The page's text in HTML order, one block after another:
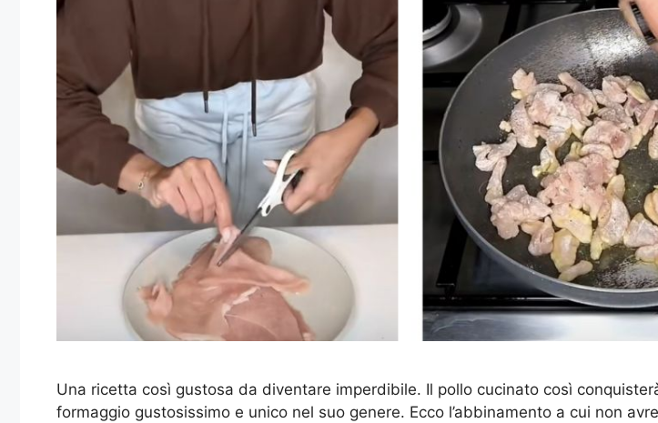
Una ricetta così gustosa da diventare imperdibile. Il pollo cucinato così
formaggio gustosissimo e unico nel suo genere. Ecco l’abbinamento a cui non